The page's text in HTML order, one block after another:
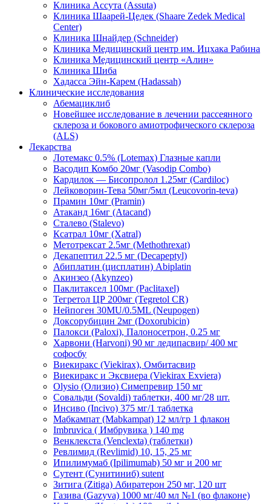
Клиника Ассута (Assuta)
Клиника Шаарей-Цедек (Shaare Zedek Medical
Center)
Клиника Шнайдер (Schneider)
Клиника Медицинский центр им. Ицхака Рабина
Клиника Медицинский центр «Aлин»
Клиника Шиба
Хадасса Эйн-Карем (Hadassah)
Клинические исследования
Абемациклиб
Новейшее исследование в лечении рассеянного
склероза и бокового амиотрофического склероза
(ALS)
Лекарства
Лотемакс 0.5% (Lotemax) Глазные капли
Васодип Комбо 20мг (Vasodip Combo)
Кардилок — Бисопролол 1.25мг (Cardiloc)
Лейковорин-Тева 50мг/5мл (Leucovorin-teva)
Прамин 10мг (Pramin)
Атаканд 16мг (Atacand)
Сталево (Stalevo)
Ксатрал 10мг (Xatral)
Метотрексат 2.5мг (Methothrexat)
Декапептил 22.5 мг (Decapeptyl)
Абиплатин (цисплатин) Abiplatin
Акинзео (Akynzeo)
Паклитаксел 100мг (Paclitaxel)
Тегретол ЦР 200мг (Tegretol CR)
Нейпоген 30MU/0.5ML (Neupogen)
Доксорубицин 2мг (Doxorubicin)
Палокси (Paloxi), Палоносетрон, 0.25 мг
Харвони (Harvoni) 90 мг ледипасвир/ 400 мг
софосбу
Виекиракс (Viekirax), Омбитасвир
Виекиракс и Эксвиера (Viekirax Exviera)
Olysio (Олизио) Симепревир 150 мг
Совальди (Sovaldi) таблетки, 400 мг/28 шт.
Инсиво (Incivo) 375 мг/1 таблетка
Мабкампат (Mabkampat) 12 мл/гр 1 флакон
Imbruvica ( Имбрувика ) 140 mg
Венклекста (Venclexta) (таблетки)
Ревлимид (Revlimid) 10, 15, 25 мг
Ипилимумаб (Ipilimumab) 50 мг и 200 мг
Сутент (Сунитиниб) sutent
Зитига (Zitiga) Абиратерон 250 мг, 120 шт
Газива (Gazyva) 1000 мг/40 мл №1 (во флаконе)